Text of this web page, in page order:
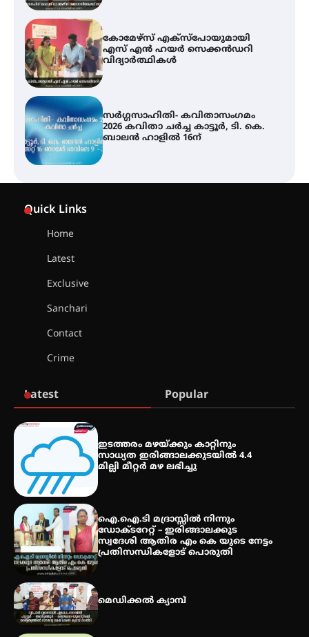
കോമേഴ്സ് എക്സ്പോയുമായി
എസ് എൻ ഹയർ സെക്കൻഡറി
വിദ്യാർത്ഥികൾ
സർഗ്ഗസാഹിതി- കവിതാസംഗമം
2026 കവിതാ ചർച്ച കാട്ടൂർ, ടി. കെ.
ബാലൻ ഹാളിൽ 16ന്
തുടക്കമായി
എസ് എൻ ഹയർ സെക്കൻഡറി
വിദ്യാർത്ഥികൾ
ബാലൻ ഹാളിൽ 16ന്
Quick Links
Home
Latest
Exclusive
Sanchari
Contact
Crime
Latest Popular
ഇടത്തരം മഴയ്ക്കും കാറ്റിനും
സാധ്യത ഇരിങ്ങാലക്കുടയിൽ 4.4
മില്ലി മീറ്റർ മഴ ലഭിച്ചു
ഐ.ഐ.ടി മദ്രാസ്സിൽ നിന്നും
ഡോക്ടറേറ്റ് – ഇരിങ്ങാലക്കുട
സ്വദേശി ആതിര എം കെ യുടെ നേട്ടം
പ്രതിസന്ധികളോട് പൊരുതി
മെഡിക്കൽ ക്യാമ്പ്